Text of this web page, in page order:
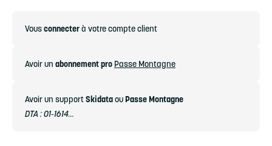
Vousconnecterà votre compte client
Avoir un abonnement pro Passe Montagne
Avoir un supportSkidataou Passe Montagne
DTA : 01-1614...